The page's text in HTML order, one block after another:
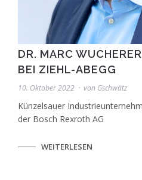
DR. MARC
BEI ZIEHL-ABEGG
10. Oktober 2022 von Gschwätz
Künzelsauer
der Bosch Rexroth AG
WEITERLESEN